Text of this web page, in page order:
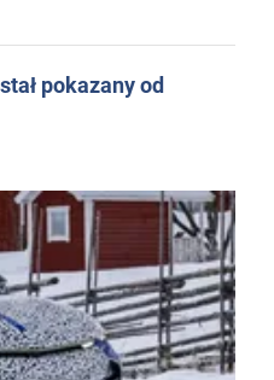
pokazany od